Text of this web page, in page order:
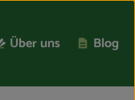
Über uns Blog